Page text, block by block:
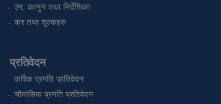
एन, कानुन तथा निर्देशिका
कर तथा शुल्कहरु
प्रतिवेदन
वार्षिक प्रगति प्रतिवेदन
चौमासिक प्रगति प्रतिवेदन